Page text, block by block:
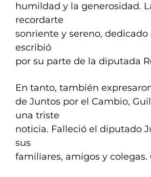
humildad y la generosidad.
recordarte
sonriente y sereno,
escribió
por su parte de la diputada
En tanto, también
de Juntos por el Cambio,
una triste
noticia. Falleció el diputado
sus
familiares, amigos y colegas.